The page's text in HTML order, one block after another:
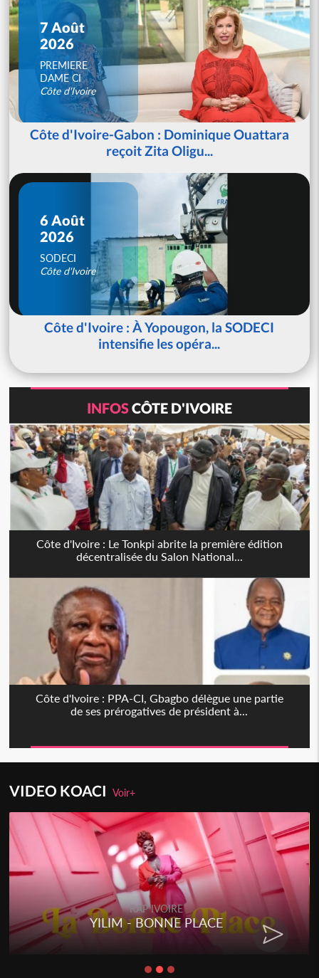
7 Août
2026
PREMIERE
DAME CI
Côte d'Ivoire
Côte d'Ivoire-Gabon : Dominique Ouattara
reçoit Zita Oligu...
6 Août
2026
SODECI
Côte d'Ivoire
Côte d'Ivoire : À Yopougon, la SODECI
intensifie les opéra...
INFOSCÔTE D'IVOIRE
Côte d'Ivoire : Le Tonkpi abrite la première édition
décentralisée du Salon National...
Côte d'Ivoire : PPA-CI, Gbagbo délègue une partie
de ses prérogatives de président à...
VIDEO KOACIVoir+
RAP IVOIRE
YILIM - BONNE PLACE